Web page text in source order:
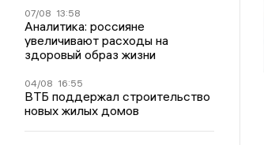
07/08 13:58
Аналитика: россияне
увеличивают расходы на
здоровый образ жизни
04/08 16:55
ВТБ поддержал строительство
новых жилых домов